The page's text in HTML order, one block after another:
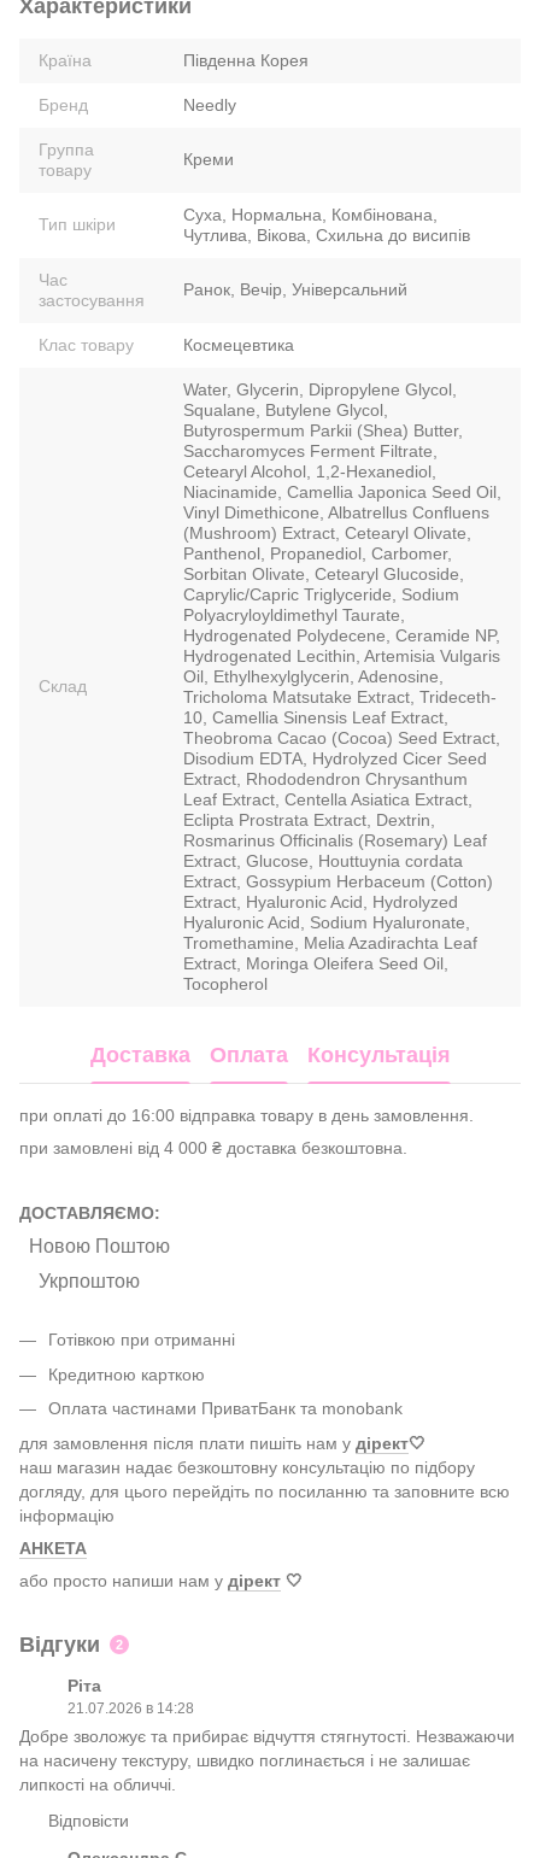
Характеристики
Країна Південна Корея
Бренд Needly
Группа
товару
Креми
Тип шкіри
Суха, Нормальна, Комбінована,
Чутлива, Вікова, Схильна до висипів
Час
застосування
Ранок, Вечір, Універсальний
Клас товару Космецевтика
Склад
Water, Glycerin, Dipropylene Glycol,
Squalane, Butylene Glycol,
Butyrospermum Parkii (Shea) Butter,
Saccharomyces Ferment Filtrate,
Cetearyl Alcohol, 1,2-Hexanediol,
Niacinamide, Camellia Japonica Seed Oil,
Vinyl Dimethicone, Albatrellus Confluens
(Mushroom) Extract, Cetearyl Olivate,
Panthenol, Propanediol, Carbomer,
Sorbitan Olivate, Cetearyl Glucoside,
Caprylic/Capric Triglyceride, Sodium
Polyacryloyldimethyl Taurate,
Hydrogenated Polydecene, Ceramide NP,
Hydrogenated Lecithin, Artemisia Vulgaris
Oil, Ethylhexylglycerin, Adenosine,
Tricholoma Matsutake Extract, Trideceth-
10, Camellia Sinensis Leaf Extract,
Theobroma Cacao (Cocoa) Seed Extract,
Disodium EDTA, Hydrolyzed Cicer Seed
Extract, Rhododendron Chrysanthum
Leaf Extract, Centella Asiatica Extract,
Eclipta Prostrata Extract, Dextrin,
Rosmarinus Officinalis (Rosemary) Leaf
Extract, Glucose, Houttuynia cordata
Extract, Gossypium Herbaceum (Cotton)
Extract, Hyaluronic Acid, Hydrolyzed
Hyaluronic Acid, Sodium Hyaluronate,
Tromethamine, Melia Azadirachta Leaf
Extract, Moringa Oleifera Seed Oil,
Tocopherol
Доставка Оплата Консультація
при оплаті до 16:00 відправка товару в день замовлення.
при замовлені від 4 000 ₴ доставка безкоштовна.
ДОСТАВЛЯЄМО:
Новою Поштою
Укрпоштою
Готівкою при отриманні
Кредитною карткою
Оплата частинами ПриватБанк та monobank
для замовлення після плати пишіть нам у дірект🤍
наш магазин надає безкоштовну консультацію по підбору
догляду, для цього перейдіть по посиланню та заповните всю
інформацію
АНКЕТА
або просто напиши нам у дірект 🤍
Відгуки 2
Ріта
21.07.2026 в 14:28
Добре зволожує та прибирає відчуття стягнутості. Незважаючи
на насичену текстуру, швидко поглинається і не залишає
липкості на обличчі.
Відповісти